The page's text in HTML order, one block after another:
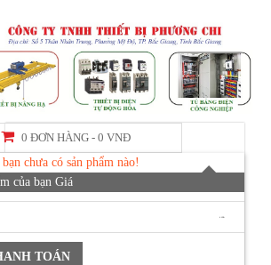
0 ĐƠN HÀNG -0 VNĐ
chưa có sản phẩm nào!
của bạnGiá
TOÁN